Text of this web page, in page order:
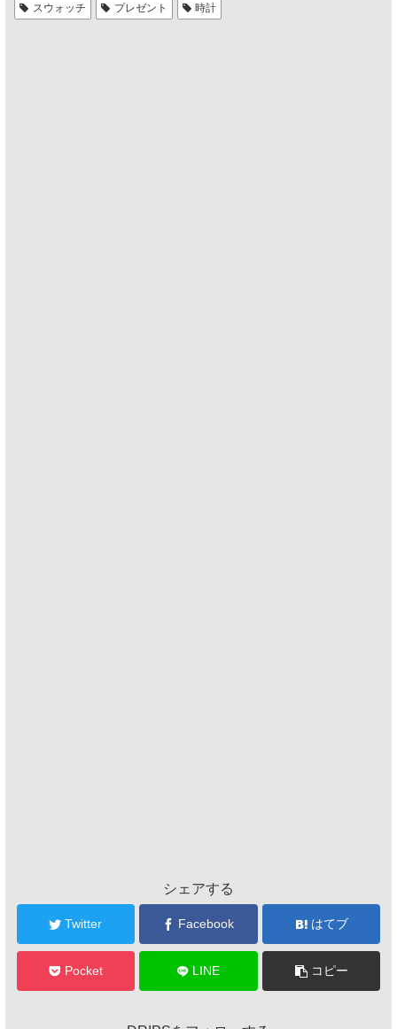
スウォッチ プレゼント 時計
シェアする
Twitter Facebook はてブ
Pocket LINE コピー